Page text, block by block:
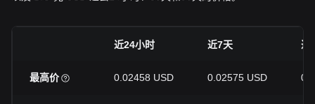
近24小时 近7天 近
最高价 0.02458 USD 0.02575 USD